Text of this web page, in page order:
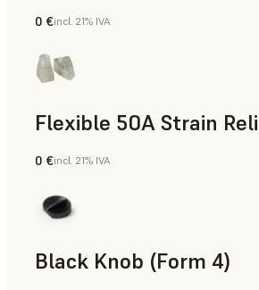
Estándar
0 €incl. 21% IVA
Ingeniería
0 €incl. 21% IVA
Black Knob (Form 4)